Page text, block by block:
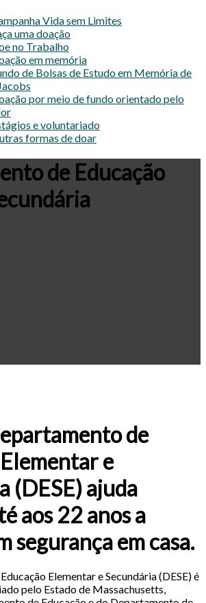
Vida sem Limites
uma doação
no Trabalho
em memória
de Bolsas de Estudo em Memória de
por meio de fundo orientado pelo
e voluntariado
formas de doar
de Educação
de
e
(DESE) ajuda
aos 22 anos a
segurança em casa.
Elementar e Secundária (DESE) é
pelo Estado de Massachusetts,